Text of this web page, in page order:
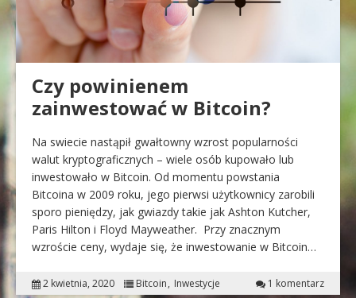
Czy powinienem
zainwestować w Bitcoin?
Na swiecie nastąpił gwałtowny wzrost popularności
walut kryptograficznych – wiele osób kupowało lub
inwestowało w Bitcoin. Od momentu powstania
Bitcoina w 2009 roku, jego pierwsi użytkownicy zarobili
sporo pieniędzy, jak gwiazdy takie jak Ashton Kutcher,
Paris Hilton i Floyd Mayweather. Przy znacznym
wzroście ceny, wydaje się, że inwestowanie w Bitcoin…
2 kwietnia, 2020 Bitcoin Inwestycje 1 komentarz